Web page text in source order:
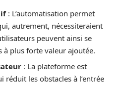
: L’automatisation permet
autrement, nécessiteraient
peuvent ainsi se
à plus forte valeur ajoutée.
: La plateforme est
réduit les obstacles à l’entrée